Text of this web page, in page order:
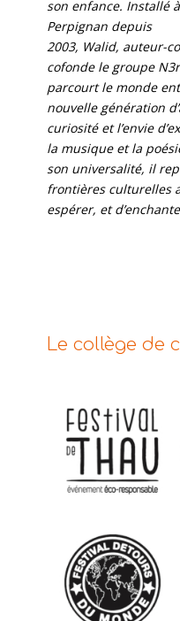
son enfance. Installé à
Perpignan depuis
2003, Walid, auteur-
cofonde le groupe
parcourt le monde
nouvelle génération
curiosité et l’envie
la musique et la
son universalité, il
frontières culturelles
espérer, et
Le collège de